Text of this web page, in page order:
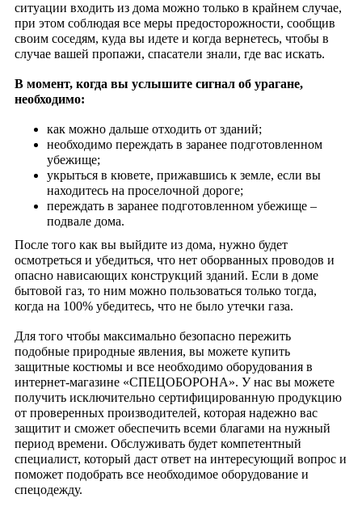
ситуации входить из дома можно только в крайнем случае,
при этом соблюдая все меры предосторожности, сообщив
своим соседям, куда вы идете и когда вернетесь, чтобы в
случае вашей пропажи, спасатели знали, где вас искать.
В момент, когда вы услышите сигнал об урагане,
необходимо:
как можно дальше отходить от зданий;
необходимо переждать в заранее подготовленном
убежище;
укрыться в кювете, прижавшись к земле, если вы
находитесь на проселочной дороге;
переждать в заранее подготовленном убежище –
подвале дома.
После того как вы выйдите из дома, нужно будет
осмотреться и убедиться, что нет оборванных проводов и
опасно нависающих конструкций зданий. Если в доме
бытовой газ, то ним можно пользоваться только тогда,
когда на 100% убедитесь, что не было утечки газа.
Для того чтобы максимально безопасно пережить
подобные природные явления, вы можете купить
защитные костюмы и все необходимо оборудования в
интернет-магазине «СПЕЦОБОРОНА». У нас вы можете
получить исключительно сертифицированную продукцию
от проверенных производителей, которая надежно вас
защитит и сможет обеспечить всеми благами на нужный
период времени. Обслуживать будет компетентный
специалист, который даст ответ на интересующий вопрос и
поможет подобрать все необходимое оборудование и
спецодежду.